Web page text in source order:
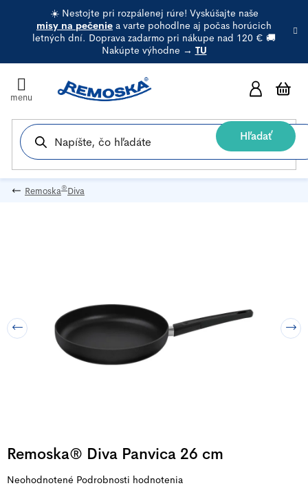
☀️ Nestojte pri rozpálenej rúre! Vyskúšajte naše
misy na pečenie a varte pohodlne aj počas horúcich
letných dní. Doprava zadarmo pri nákupe nad 120 € 🚚
Nakúpte výhodne → TU
Hľadať
Remoska®Diva
Remoska® Diva Panvica 26 cm
Priemerné
Neohodnotené Podrobnosti hodnotenia